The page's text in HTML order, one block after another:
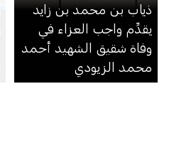
ذياب بن محمد بن زايد
يقدِّم واجب العزاء في
وفاة شقيق الشهيد أحمد
محمد الزيودي